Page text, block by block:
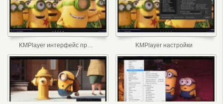
KMPlayer интерфейс программы KMPlayer настройки